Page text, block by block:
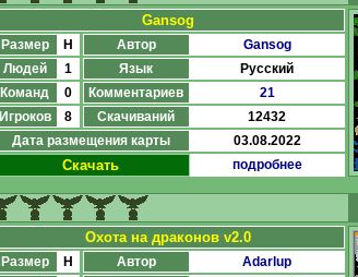
Gansog
Размер H Автор
Gansog
Людей
1 Язык
Русский
Команд
0 Комментариев
21
Игроков
8 Скачиваний
12432
Дата размещения карты
03.08.2022
Скачать подробнее
Охота на драконов v2.0
Размер H Автор
Adarlup